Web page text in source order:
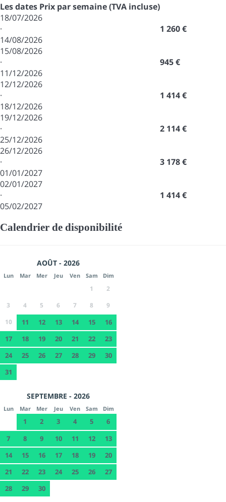
Les dates Prix par semaine (TVA incluse)
18/07/2026
·
14/08/2026
1 260 €
15/08/2026
·
11/12/2026
945 €
12/12/2026
·
18/12/2026
1 414 €
19/12/2026
·
25/12/2026
2 114 €
26/12/2026
·
01/01/2027
3 178 €
02/01/2027
·
05/02/2027
1 414 €
Calendrier de disponibilité
AOÛT - 2026
Lun Mar Mer Jeu Ven Sam Dim
1
2
3
4 5 6 7 8
9
10
11 12 13 14 15
16
17
18 19 20 21 22
23
24
25 26 27 28 29
30
31
SEPTEMBRE - 2026
Lun Mar Mer Jeu Ven Sam Dim
1 2 3 4 5
6
7
8 9 10 11 12
13
14
15 16 17 18 19
20
21
22 23 24 25 26
27
28
29 30